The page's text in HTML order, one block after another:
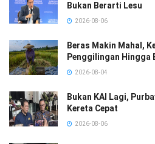
Bukan Berarti Lesu
2026-08-06
Beras Makin Mahal,
Penggilingan Hingga
2026-08-04
Bukan KAI Lagi,
Kereta Cepat
2026-08-06